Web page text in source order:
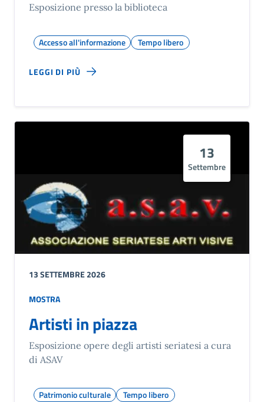
Esposizione presso la biblioteca
Accesso all'informazione Tempo libero
LEGGI DI PIÙ
13
Settembre
13 SETTEMBRE 2026
MOSTRA
Artisti in piazza
Esposizione opere degli artisti seriatesi a cura
di ASAV
Patrimonio culturale Tempo libero